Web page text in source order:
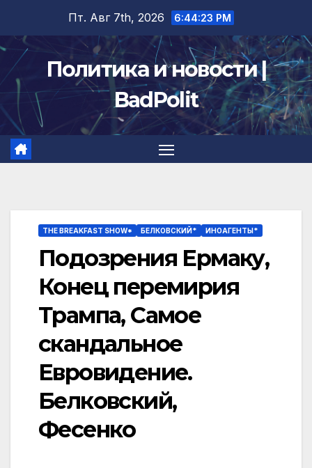
содержимому
Пт. Авг 7th, 2026 6:44:23 PM
Политика и новости |
BadPolit
THE BREAKFAST SHOW* БЕЛКОВСКИЙ* ИНОАГЕНТЫ*
Подозрения Ермаку,
Конец перемирия
Трампа, Самое
скандальное
Евровидение.
Белковский,
Фесенко